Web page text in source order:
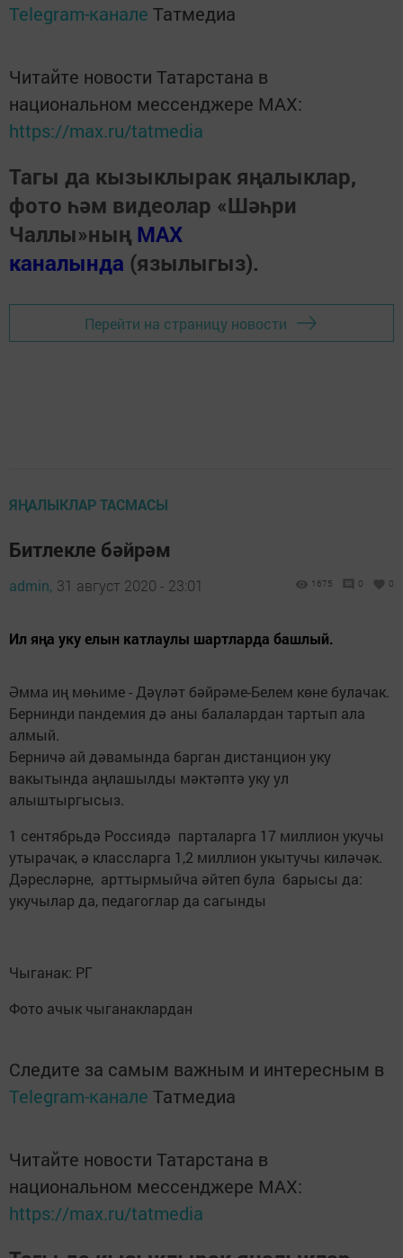
Telegram-канале Татмедиа
Читайте новости Татарстана в
национальном мессенджере MАХ:
https://max.ru/tatmedia
Тагы да кызыклырак яңалыклар,
фото һәм видеолар «Шәһри
Чаллы»ның MAX
каналында (язылыгыз).
Перейти на страницу новости
ЯҢАЛЫКЛАР ТАСМАСЫ
Битлекле бәйрәм
admin, 31 август 2020 - 23:01 1675 0 0
Ил яңа уку елын катлаулы шартларда башлый.
Әмма иң мөһиме - Дәүләт бәйрәме-Белем көне булачак.
Бернинди пандемия дә аны балалардан тартып ала
алмый.
Берничә ай дәвамында барган дистанцион уку
вакытында аңлашылды мәктәптә уку ул
алыштыргысыз.
1 сентябрьдә Россиядә парталарга 17 миллион укучы
утырачак, ә классларга 1,2 миллион укытучы киләчәк.
Дәресләрне, арттырмыйча әйтеп була барысы да:
укучылар да, педагоглар да сагынды
Чыганак: РГ
Фото ачык чыганаклардан
Следите за самым важным и интересным в
Telegram-канале Татмедиа
Читайте новости Татарстана в
национальном мессенджере MАХ:
https://max.ru/tatmedia